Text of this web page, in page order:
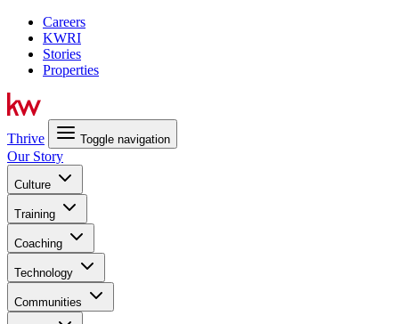
Careers
KWRI
Stories
Properties
Thrive Toggle navigation
Our Story
Culture
Training
Coaching
Technology
Communities